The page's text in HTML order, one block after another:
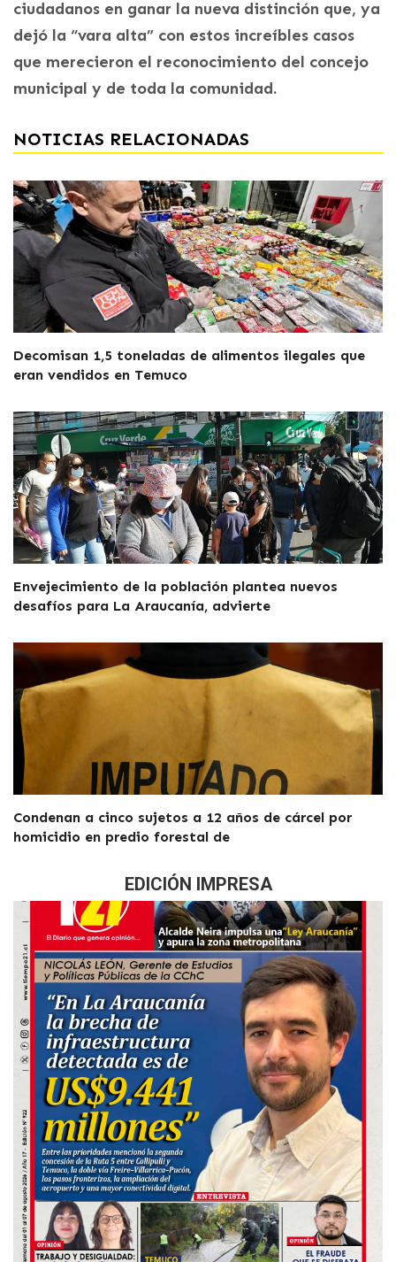
ciudadanos en ganar la nueva distinción que, ya
dejó la “vara alta” con estos increíbles casos
que merecieron el reconocimiento del concejo
municipal y de toda la comunidad.
NOTICIAS RELACIONADAS
Decomisan 1,5 toneladas de alimentos ilegales que
eran vendidos en Temuco
Envejecimiento de la población plantea nuevos
desafíos para La Araucanía, advierte
Condenan a cinco sujetos a 12 años de cárcel por
homicidio en predio forestal de
EDICIÓN IMPRESA